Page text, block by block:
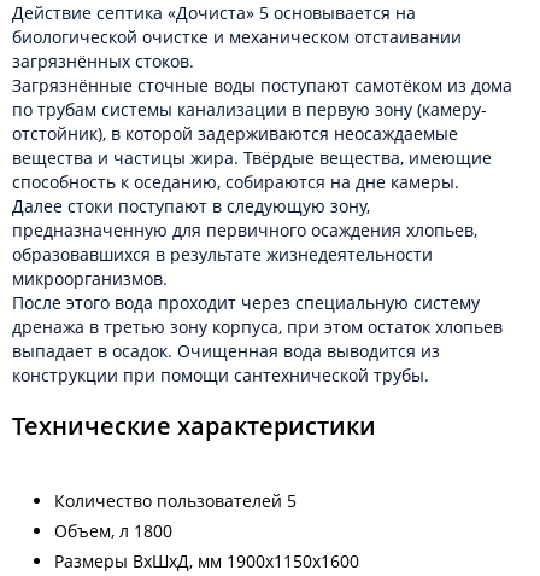
Действие септика «Дочиста» 5 основывается на
биологической очистке и механическом отстаивании
загрязнённых стоков.
Загрязнённые сточные воды поступают самотёком из дома
по трубам системы канализации в первую зону (камеру-
отстойник), в которой задерживаются неосаждаемые
вещества и частицы жира. Твёрдые вещества, имеющие
способность к оседанию, собираются на дне камеры.
Далее стоки поступают в следующую зону,
предназначенную для первичного осаждения хлопьев,
образовавшихся в результате жизнедеятельности
микроорганизмов.
После этого вода проходит через специальную систему
дренажа в третью зону корпуса, при этом остаток хлопьев
выпадает в осадок. Очищенная вода выводится из
конструкции при помощи сантехнической трубы.
Технические характеристики
Количество пользователей 5
Объем, л 1800
Размеры ВхШхД, мм 1900х1150х1600